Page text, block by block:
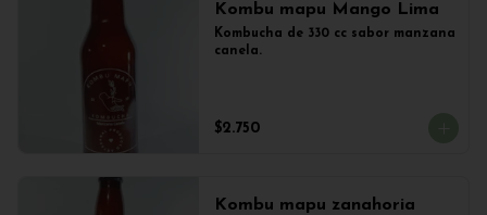
Kombu mapu Mango Lima
Kombucha de 330 cc sabor manzana
canela.
$2.750
Kombu mapu zanahoria